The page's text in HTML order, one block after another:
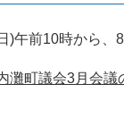
)午前10時から、
灘町議会3月会議